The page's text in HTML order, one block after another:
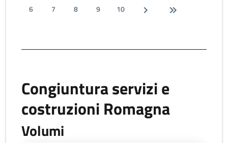
6
7 8 9 10
Congiuntura servizi e
costruzioni Romagna
Volumi